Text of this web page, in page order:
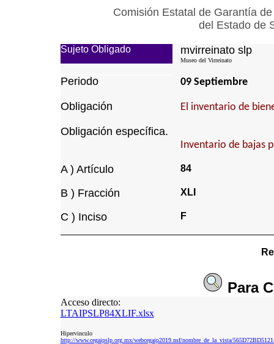
Comisión Estatal de Garantía
del Estado de
Sujeto Obligado mvirreinato slp
Museo del Virreinato
Periodo 09 Septiembre
Obligación El inventario de
Obligación específica.
Inventario de bajas
A ) Artículo 84
B ) Fracción XLI
C ) Inciso F
Para
Acceso directo:
LTAIPSLP84XLIF.xlsx
Hipervinculo
http://www.cegaipslp.org.mx/webcegaip2019.nsf/nombre_de_la_vista/